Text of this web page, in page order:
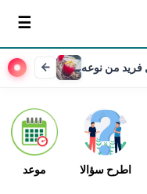
فريد من نوعه
موعد اطرح سؤالا